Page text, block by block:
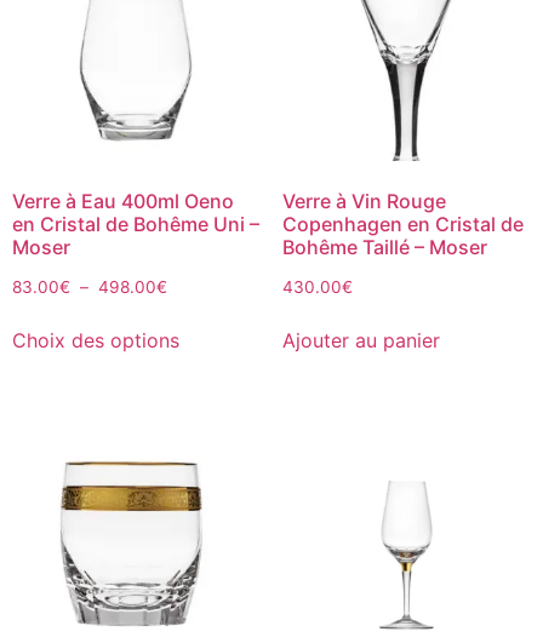
Verre à Eau 400ml Oeno
en Cristal de Bohême Uni –
Moser
83.00€ – 498.00€
Choix des options
Verre à Vin Rouge
Copenhagen en Cristal de
Bohême Taillé – Moser
430.00€
Ajouter au panier